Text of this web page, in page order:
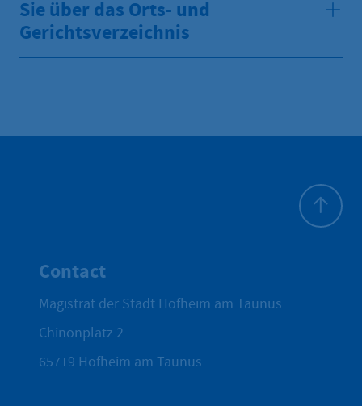
Sie über das Orts- und
Gerichtsverzeichnis
Contact
Magistrat der Stadt Hofheim am Taunus
Chinonplatz 2
65719 Hofheim am Taunus